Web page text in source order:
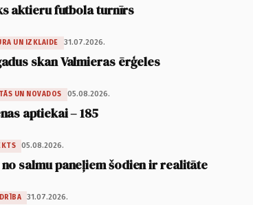
aktieru futbola turnīrs
UN IZKLAIDE 31.07.2026.
skan Valmieras ērģeles
UN NOVADOS 05.08.2026.
aptiekai – 185
05.08.2026.
salmu paneļiem šodien ir realitāte
31.07.2026.